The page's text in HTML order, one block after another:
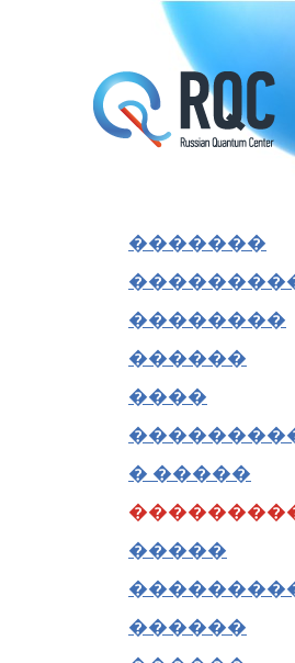
�������
��������
������
����
� �����
�����
������